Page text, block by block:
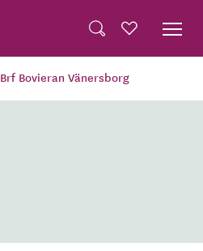
Brf Bovieran Vänersborg
Translate